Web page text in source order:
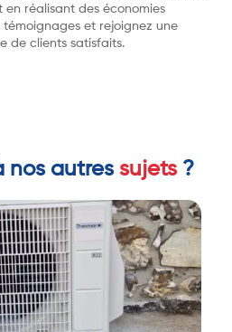
réalisant des économies
et rejoignez une
de clients satisfaits.
nos autres sujets ?